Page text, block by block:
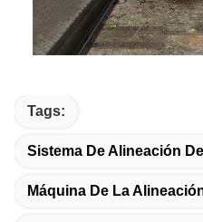
Tags:
Sistema De Alineación
Máquina De La